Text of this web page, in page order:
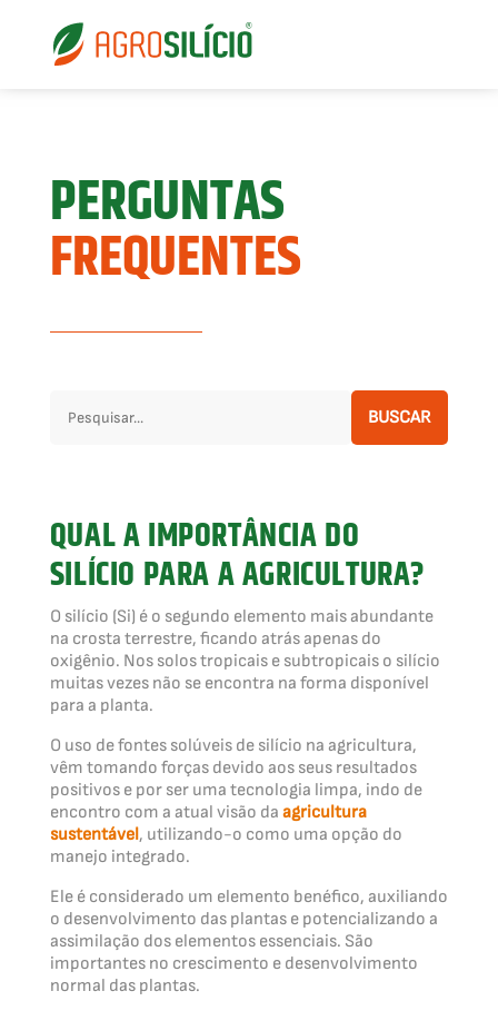
PERGUNTAS
FREQUENTES
BUSCAR
QUAL A IMPORTÂNCIA DO
SILÍCIO PARA A AGRICULTURA?
O silício (Si) é o segundo elemento mais abundante
na crosta terrestre, ficando atrás apenas do
oxigênio. Nos solos tropicais e subtropicais o silício
muitas vezes não se encontra na forma disponível
para a planta.
O uso de fontes solúveis de silício na agricultura,
vêm tomando forças devido aos seus resultados
positivos e por ser uma tecnologia limpa, indo de
encontro com a atual visão da agricultura
sustentável, utilizando-o como uma opção do
manejo integrado.
Ele é considerado um elemento benéfico, auxiliando
o desenvolvimento das plantas e potencializando a
assimilação dos elementos essenciais. São
importantes no crescimento e desenvolvimento
normal das plantas.